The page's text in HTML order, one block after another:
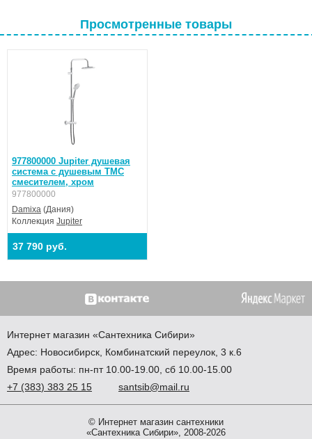
Просмотренные товары
977800000 Jupiter душевая
система с душевым ТМС
смесителем, хром
977800000
Damixa (Дания)
Коллекция Jupiter
37 790 руб.
Интернет магазин «Сантехника Сибири»
Адрес: Новосибирск Комбинатский переулок, 3 к.6
Время работы: пн-пт 10.00-19.00, сб 10.00-15.00
+7 (383) 383 25 15 santsib@mail.ru
© Интернет магазин сантехники
«Сантехника Сибири», 2008-2026